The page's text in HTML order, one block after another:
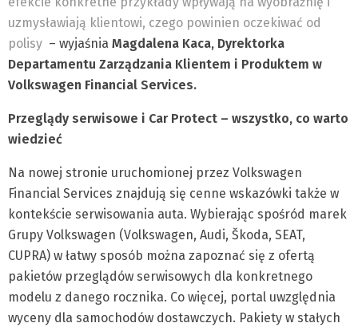
uzmysławiają klientowi, czego powinien oczekiwać od
polisy – wyjaśnia Magdalena Kaca, Dyrektorka
Departamentu Zarządzania Klientem i Produktem w
Volkswagen Financial Services.
Przeglądy serwisowe i Car Protect – wszystko, co warto
wiedzieć
Na nowej stronie uruchomionej przez Volkswagen
Financial Services znajdują się cenne wskazówki także w
kontekście serwisowania auta. Wybierając spośród marek
Grupy Volkswagen (Volkswagen, Audi, Škoda, SEAT,
CUPRA) w łatwy sposób można zapoznać się z ofertą
pakietów przeglądów serwisowych dla konkretnego
modelu z danego rocznika. Co więcej, portal uwzględnia
wyceny dla samochodów dostawczych. Pakiety w stałych